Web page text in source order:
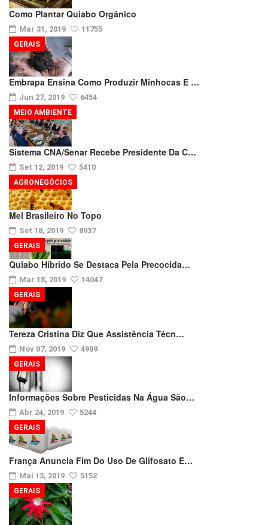
Como Plantar Quiabo Orgânico
Mar 31, 2019 11755
Embrapa Ensina Como Produzir Minhocas E …
Jun 27, 2019 6454
GERAIS
Sistema CNA/Senar Recebe Presidente Da C…
Set 12, 2019 5410
MEIO AMBIENTE
Mel Brasileiro No Topo
Set 18, 2019 8937
AGRONEGÓCIOS
Quiabo Híbrido Se Destaca Pela Precocida…
Mar 18, 2019 14047
GERAIS
Tereza Cristina Diz Que Assistência Técn…
Nov 07, 2019 4989
GERAIS
Informações Sobre Pesticidas Na Água São…
Abr 24, 2019 5244
GERAIS
França Anuncia Fim Do Uso De Glifosato E…
Mai 13, 2019 5152
GERAIS
GERAIS